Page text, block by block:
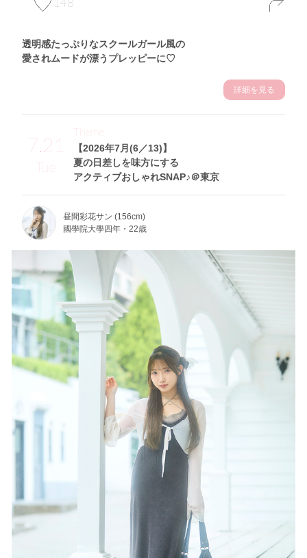
透明感たっぷりなスクールガール風の
愛されムードが漂うプレッピーに♡
詳細を見る
7.21
Tue
【2026年7月(6／13)】
夏の日差しを味方にする
アクティブおしゃれSNAP♪＠東京
Theme
昼間彩花サン (156cm)
國學院大學四年・22歳